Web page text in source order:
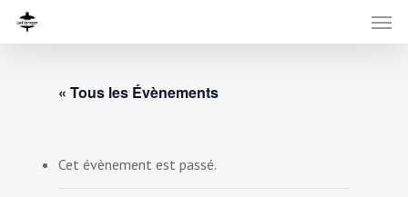
« Tous les Évènements
Cet évènement est passé.